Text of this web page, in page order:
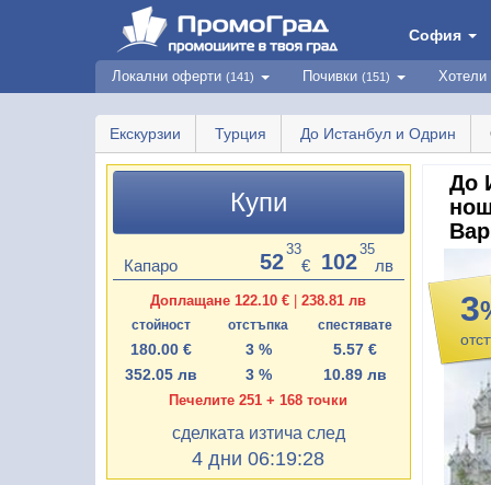
София
Локални оферти (141) Почивки (151) Хотели
Екскурзии Турция До Истанбул и Одрин
Купи
Капаро лв
35
102
€
33
52
Доплащане 122.10 € 238.81 лв
стойност
180.00 €
352.05 лв
отстъпка
3 %
3 %
спестявате
5.57 €
10.89 лв
Печелите 251 + 168 точки
сделката изтича след
4 дни 06:19:26
До
3